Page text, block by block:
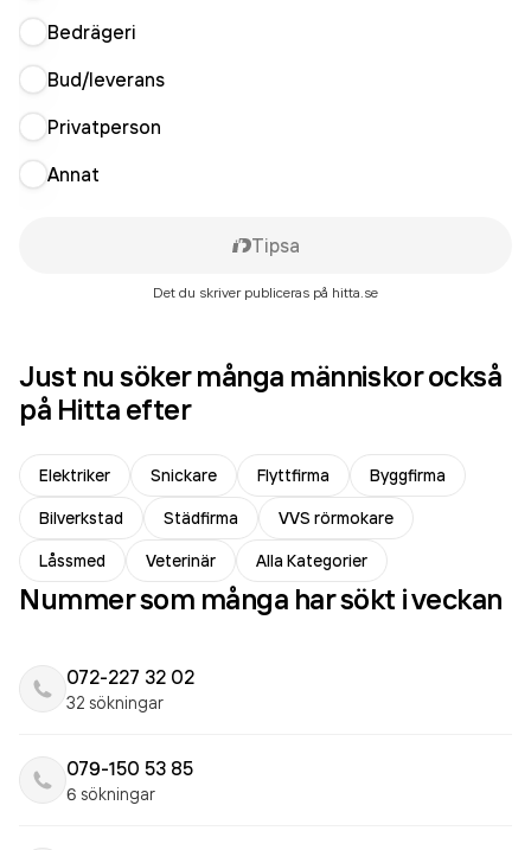
Bedrägeri
Bud/leverans
Privatperson
Annat
Tipsa
Det du skriver publiceras på hitta.se
Just nu söker många människor också
på Hitta efter
Elektriker Snickare Flyttfirma
Byggfirma
Bilverkstad
Städfirma
VVS rörmokare
Låssmed
Veterinär Alla Kategorier
Nummer som många har sökt i veckan
072-227 32 02
32 sökningar
079-150 53 85
6 sökningar